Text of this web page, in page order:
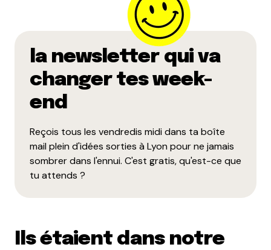
la newsletter qui va
changer tes week-
end
Reçois tous les vendredis midi dans ta boîte
mail plein d'idées sorties à Lyon pour ne jamais
sombrer dans l'ennui. C'est gratis, qu'est-ce que
tu attends ?
Ils étaient dans notre